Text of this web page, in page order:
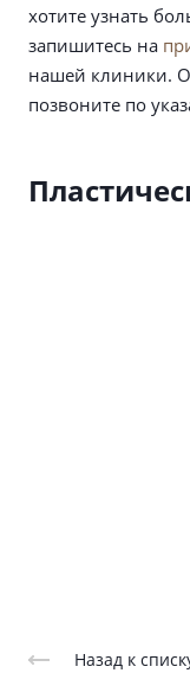
хотите узнать
запишитесь на
нашей клиники.
позвоните по
Назад к